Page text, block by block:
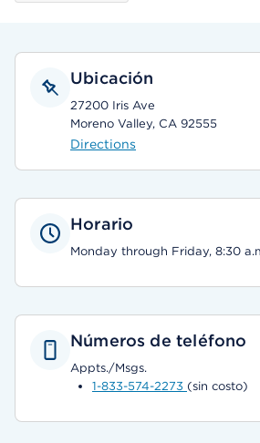
Ubicación
27200 Iris Ave
Moreno Valley, CA 92555
Directions
Horario
Monday through Friday, 8:30
Números de teléfono
Appts./Msgs.
1-833-574-2273 (sin costo)